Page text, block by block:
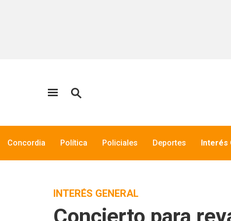
Concordia Política Policiales Deportes Interés
INTERÉS GENERAL
Concierto para